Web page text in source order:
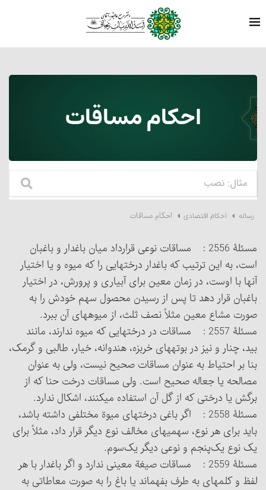
احکام مساقات‏
رساله احکام اقتصادی احکام مساقات‏
مسئلۀ 2556 : مساقات نوعی قرارداد میان باغ‎دار و باغبان
است، به این ترتیب که باغ‎دار درختهایی را که میوه و یا اختیار
آنها با اوست، در زمان معین برای آبیاری و پرورش، در اختیار
باغبان قرار دهد تا پس از رسیدن محصول سهم خودش را به
صورت مشاع معین مثلاً نصف ثلث، از میوه‏های آن ببرد.
مسئلۀ 2557 : مساقات در درختهایی که میوه ندارند، مانند
بید، چنار و نیز در بوته‏های خربزه، هندوانه، خیار، طالبی و گرمک،
بنا بر احتیاط به عنوان مساقات صحیح نیست، ولی به عنوان
مصالحه یا جعاله صحیح است. ولی مساقات درخت حنا که از
برگش یا درختی که از گل آن استفاده می‏کنند، اشکال ندارد.
مسئلۀ 2558 : اگر باغی درختهای میوة مختلفی داشته باشد،
باید برای هر نوع، سهمیه‏ای مخالف نوع دیگر قرار داد، مثلاً برای
یک نوع یک‌پنجم و نوعی دیگر یک‌سوم.
مسئلۀ 2559 : مساقات صیغة معینی ندارد و اگر باغ‎دار با هر
لفظ و کلمه‏ای به طرف بفهماند یا باغ را به صورت معاطاتی به